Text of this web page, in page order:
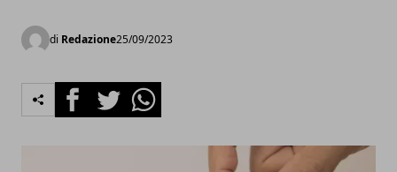
di Redazione25/09/2023
FacebookTwitterWhatsapp